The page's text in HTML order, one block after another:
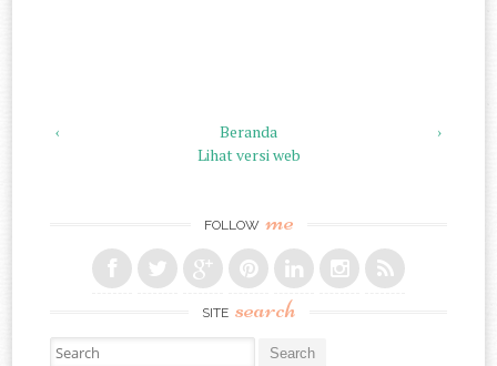
‹ ›
Beranda
Lihat versi web
FOLLOW me
SITE search
Search for: